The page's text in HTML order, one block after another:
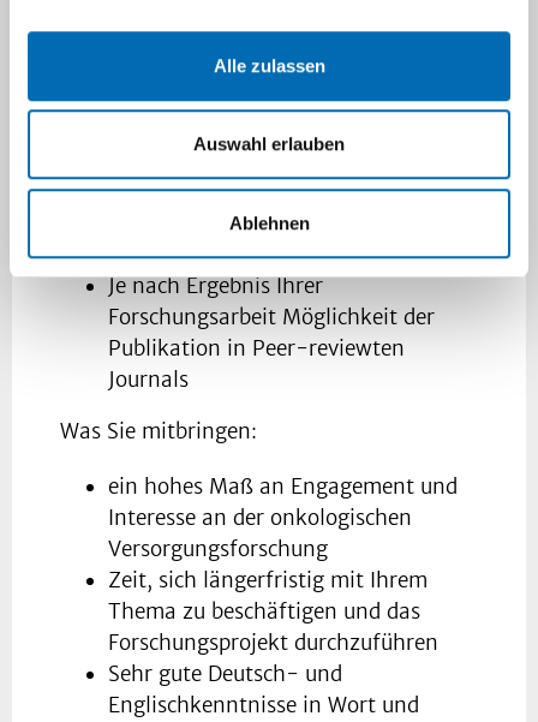
Alle zulassen
Auswahl erlauben
Ablehnen
SelmaMeyerMentorings
https://www.mentoring.hhu.de/
Für Promovierende Anbindung an die
[https://www.graduiertenzentrum-
medizin.hhu.de/ueber-
uns/medical-research-school])
Je nach Ergebnis Ihrer
Forschungsarbeit Möglichkeit der
Publikation in Peer-reviewten
Journals
Was Sie mitbringen:
ein hohes Maß an Engagement und
Interesse an der onkologischen
Versorgungsforschung
Zeit, sich längerfristig mit Ihrem
Thema zu beschäftigen und das
Forschungsprojekt durchzuführen
Sehr gute Deutsch- und
Englischkenntnisse in Wort und